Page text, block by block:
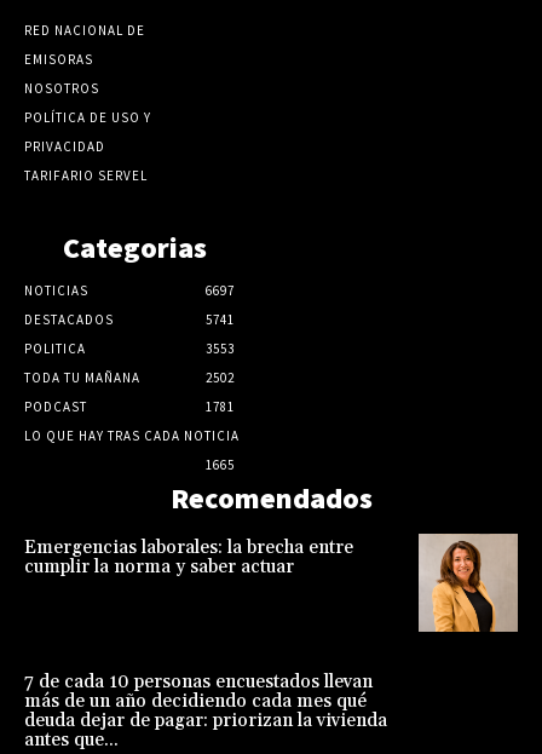
RED NACIONAL DE
EMISORAS
NOSOTROS
POLÍTICA DE USO Y
PRIVACIDAD
TARIFARIO SERVEL
Categorias
NOTICIAS
6697
DESTACADOS
5741
POLITICA
3553
TODA TU MAÑANA
2502
PODCAST
1781
LO QUE HAY TRAS CADA NOTICIA
1665
Recomendados
Emergencias laborales: la brecha entre
cumplir la norma y saber actuar
7 de cada 10 personas encuestados llevan
más de un año decidiendo cada mes qué
deuda dejar de pagar: priorizan la vivienda
antes que...